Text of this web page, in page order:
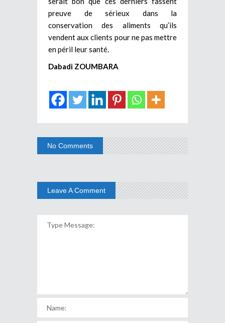
preuve de sérieux dans la
conservation des aliments qu’ils
vendent aux clients pour ne pas mettre
en péril leur santé.
Dabadi ZOUMBARA
No Comments
Leave A Comment